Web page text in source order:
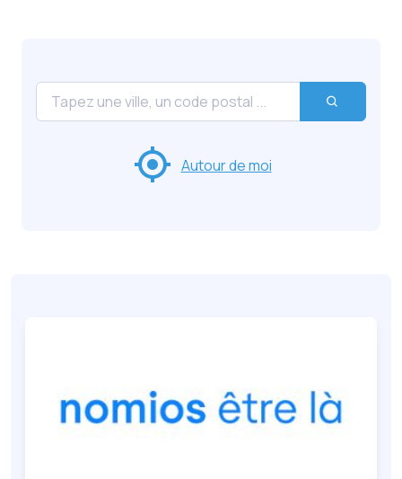
Autour de moi